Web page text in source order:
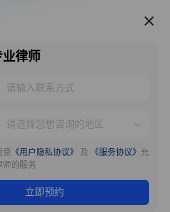
服务推荐
律师
意 《用户隐私协议》 及 《服务协议》 允
师的服务
立即预约